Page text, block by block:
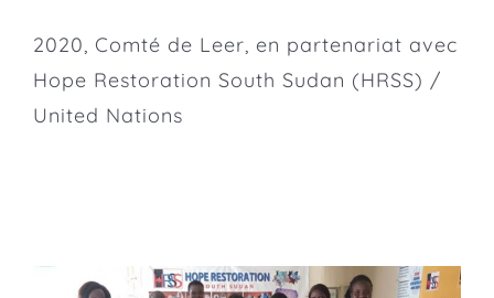
2020, Comté de Leer, en partenariat avec
Hope Restoration South Sudan (HRSS) /
United Nations